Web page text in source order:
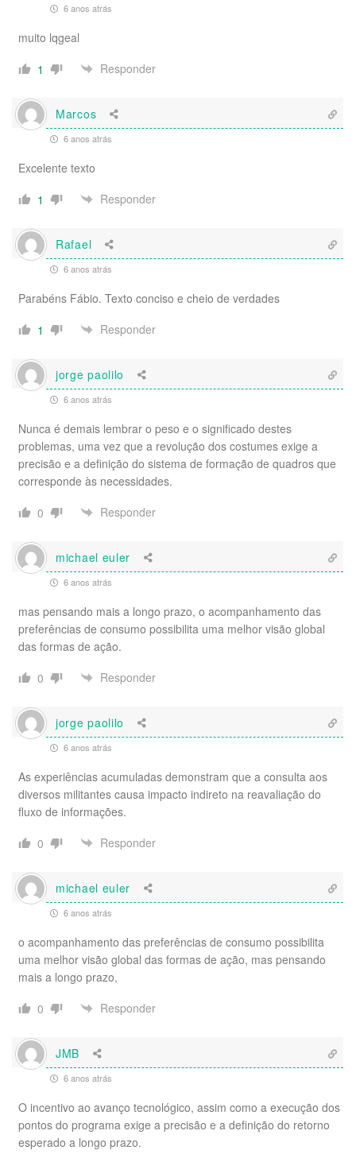
6 anos atrás
muito lqgeal
1
Responder
Marcos
6 anos atrás
Excelente texto
1
Responder
Rafael
6 anos atrás
Parabéns Fábio. Texto conciso e cheio de verdades
1
Responder
jorge paolilo
6 anos atrás
Nunca é demais lembrar o peso e o significado destes
problemas, uma vez que a revolução dos costumes exige a
precisão e a definição do sistema de formação de quadros que
corresponde às necessidades.
0
Responder
michael euler
6 anos atrás
mas pensando mais a longo prazo, o acompanhamento das
preferências de consumo possibilita uma melhor visão global
das formas de ação.
0
Responder
jorge paolilo
6 anos atrás
As experiências acumuladas demonstram que a consulta aos
diversos militantes causa impacto indireto na reavaliação do
fluxo de informações.
0
Responder
michael euler
6 anos atrás
o acompanhamento das preferências de consumo possibilita
uma melhor visão global das formas de ação, mas pensando
mais a longo prazo,
0
Responder
JMB
6 anos atrás
O incentivo ao avanço tecnológico, assim como a execução dos
pontos do programa exige a precisão e a definição do retorno
esperado a longo prazo.